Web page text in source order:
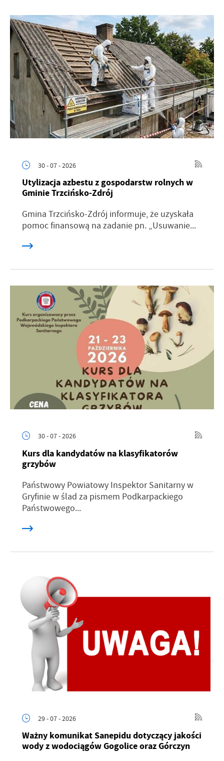
30 - 07 - 2026
Utylizacja azbestu z gospodarstw rolnych w
Gminie Trzcińsko-Zdrój
Gmina Trzcińsko-Zdrój informuje, że uzyskała
pomoc finansową na zadanie pn. „Usuwanie...
30 - 07 - 2026
Kurs dla kandydatów na klasyfikatorów
grzybów
Państwowy Powiatowy Inspektor Sanitarny w
Gryfinie w ślad za pismem Podkarpackiego
Państwowego...
29 - 07 - 2026
Ważny komunikat Sanepidu dotyczący jakości
wody z wodociągów Gogolice oraz Górczyn